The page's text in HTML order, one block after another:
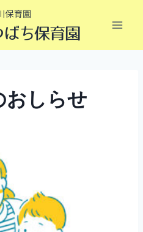
おしらせ